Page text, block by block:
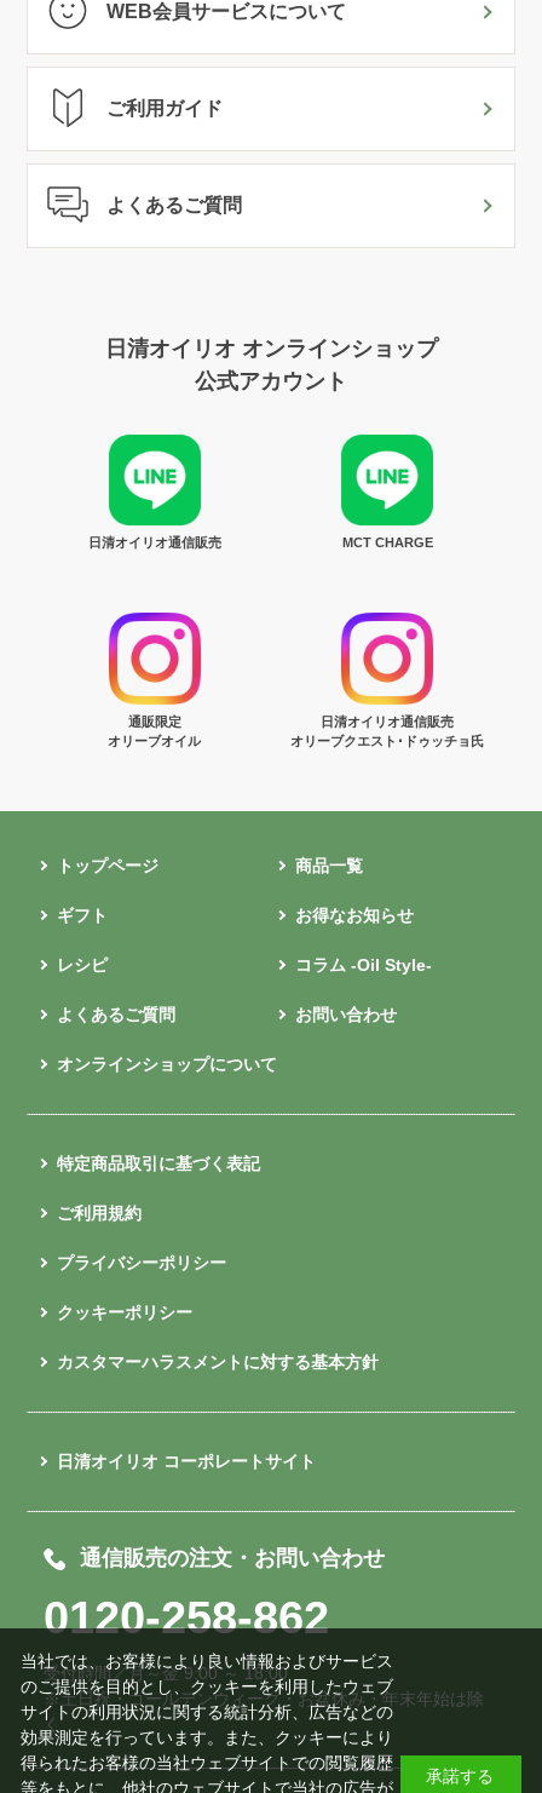
WEB会員サービスについて
ご利用ガイド
よくあるご質問
日清オイリオ オンラインショップ
公式アカウント
日清オイリオ通信販売 MCT CHARGE
通販限定
オリーブオイル
日清オイリオ通信販売
オリーブクエスト･ドゥッチョ氏
トップページ 商品一覧
ギフト お得なお知らせ
レシピ コラム -Oil Style-
よくあるご質問 お問い合わせ
オンラインショップについて
特定商品取引に基づく表記
ご利用規約
プライバシーポリシー
クッキーポリシー
カスタマーハラスメントに対する基本方針
日清オイリオ コーポレートサイト
通信販売の注文・お問い合わせ
0120-258-862
受付時間／月～金 9:00 ～ 18:00
※土日祝・ゴールデンウィーク・お盆休み・年末年始は除
く
当社では、お客様により良い情報およびサービス
のご提供を目的とし、クッキーを利用したウェブ
サイトの利用状況に関する統計分析、広告などの
効果測定を行っています。また、クッキーにより
得られたお客様の当社ウェブサイトでの閲覧履歴
等をもとに、他社のウェブサイトで当社の広告が
承諾する